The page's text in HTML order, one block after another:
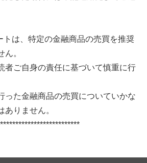
は、特定の金融商品の売買を推奨
。
者ご自身の責任に基づいて慎重に行
った金融商品の売買についていかな
ありません。